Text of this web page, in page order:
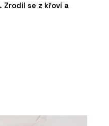
Zrodil se z křoví a